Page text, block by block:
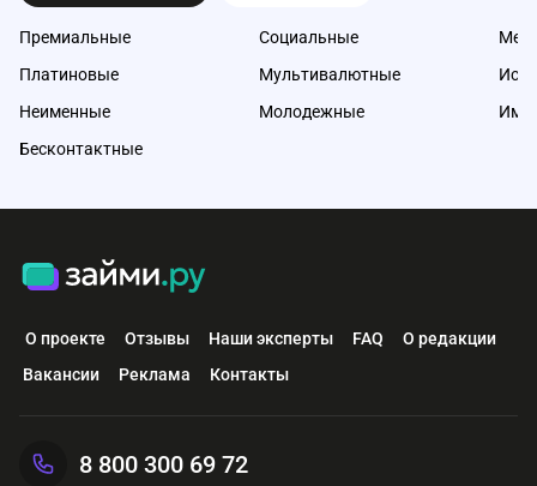
Премиальные
Платиновые
Неименные
Бесконтактные
Социальные
Мультивалютные
Молодежные
О проекте Отзывы Наши эксперты FAQ
О редакции
Вакансии
Реклама Контакты
8 800 300 69 72